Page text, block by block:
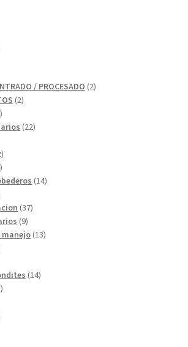
/ PROCESADO 22
22
2222
162
productos
58
productos1414
3737
99
productos
manejo 1313
1414
8